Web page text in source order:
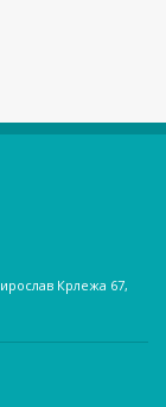
Крлежа 67,